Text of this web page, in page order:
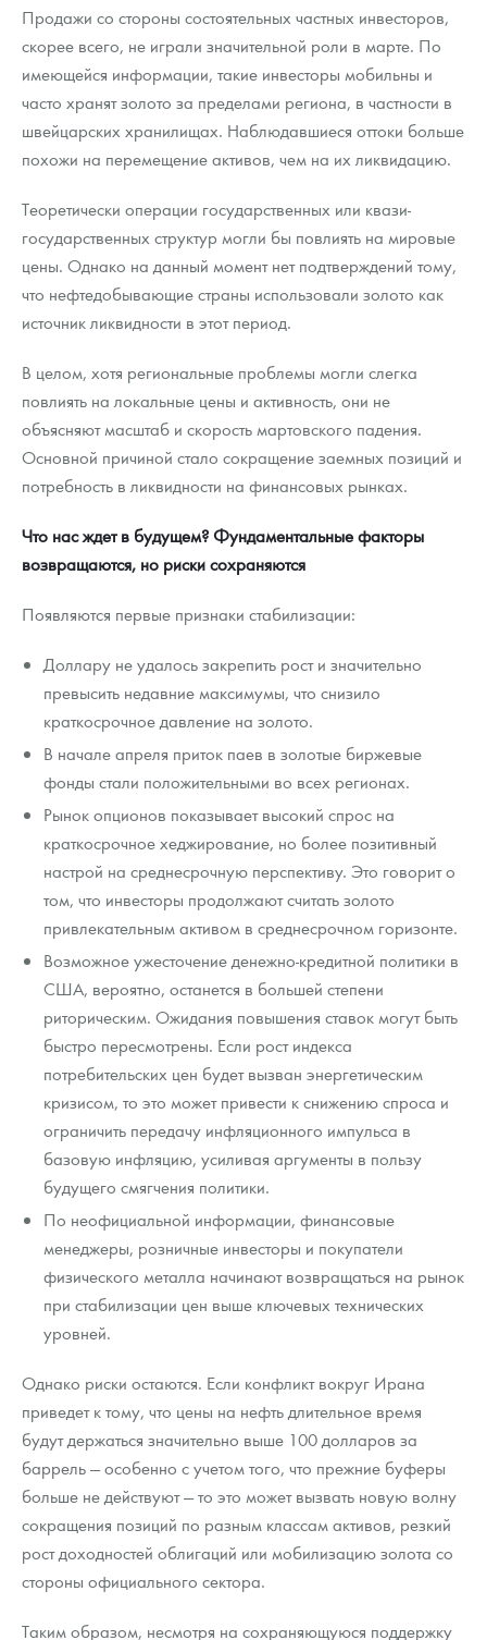
Продажи со стороны состоятельных частных инвесторов,
скорее всего, не играли значительной роли в марте. По
имеющейся информации, такие инвесторы мобильны и
часто хранят золото за пределами региона, в частности в
швейцарских хранилищах. Наблюдавшиеся оттоки больше
похожи на перемещение активов, чем на их ликвидацию.
Теоретически операции государственных или квази-
государственных структур могли бы повлиять на мировые
цены. Однако на данный момент нет подтверждений тому,
что нефтедобывающие страны использовали золото как
источник ликвидности в этот период.
В целом, хотя региональные проблемы могли слегка
повлиять на локальные цены и активность, они не
объясняют масштаб и скорость мартовского падения.
Основной причиной стало сокращение заемных позиций и
потребность в ликвидности на финансовых рынках.
Что нас ждет в будущем? Фундаментальные факторы
возвращаются, но риски сохраняются
Появляются первые признаки стабилизации:
Доллару не удалось закрепить рост и значительно
превысить недавние максимумы, что снизило
краткосрочное давление на золото.
В начале апреля приток паев в золотые биржевые
фонды стали положительными во всех регионах.
Рынок опционов показывает высокий спрос на
краткосрочное хеджирование, но более позитивный
настрой на среднесрочную перспективу. Это говорит о
том, что инвесторы продолжают считать золото
привлекательным активом в среднесрочном горизонте.
Возможное ужесточение денежно-кредитной политики в
США, вероятно, останется в большей степени
риторическим. Ожидания повышения ставок могут быть
быстро пересмотрены. Если рост индекса
потребительских цен будет вызван энергетическим
кризисом, то это может привести к снижению спроса и
ограничить передачу инфляционного импульса в
базовую инфляцию, усиливая аргументы в пользу
будущего смягчения политики.
По неофициальной информации, финансовые
менеджеры, розничные инвесторы и покупатели
физического металла начинают возвращаться на рынок
при стабилизации цен выше ключевых технических
уровней.
Однако риски остаются. Если конфликт вокруг Ирана
приведет к тому, что цены на нефть длительное время
будут держаться значительно выше 100 долларов за
баррель — особенно с учетом того, что прежние буферы
больше не действуют — то это может вызвать новую волну
сокращения позиций по разным классам активов, резкий
рост доходностей облигаций или мобилизацию золота со
стороны официального сектора.
Таким образом, несмотря на сохраняющуюся поддержку